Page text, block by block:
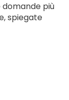
più
spiegate